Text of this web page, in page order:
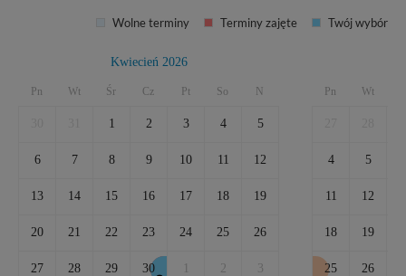
Wolne terminy Terminy zajęte Twój wybór
Kwiecień 2026
Pn Wt Śr Cz Pt So N
1 2 3 4 5
6 7 8 9 10 11 12
13 14 15 16 17 18 19
20 21 22 23 24 25 26
27 28 29 30 2 3
Pn Wt
4 5
11 12
18 19
25 26